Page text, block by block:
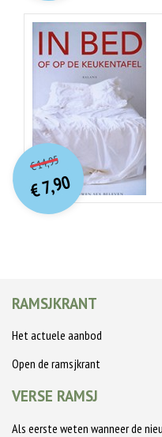
€14,95O
orspr
onkelijke
prijs
was:
€ 14,95.
€7,90
Huidige
prijs
is:
€ 7,90.
RAMSJKRANT
Het actuele aanbod
Open de ramsjkrant
VERSE RAMSJ
Als eerste weten wanneer de